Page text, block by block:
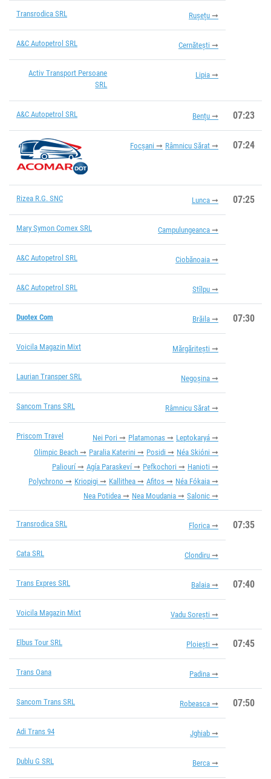
Transrodica SRL Rușețu
A&C Autopetrol SRL Cernătești
Activ Transport Persoane
SRL
Lipia
A&C Autopetrol SRL Bențu 07:23
Focșani Râmnicu Sărat 07:24
Rizea R.G. SNC Lunca 07:25
Mary Symon Comex SRL Campulungeanca
A&C Autopetrol SRL Ciobănoaia
A&C Autopetrol SRL Stîlpu
Duotex Com Brăila 07:30
Voicila Magazin Mixt Mărgăritești
Laurian Transper SRL Negoșina
Sancom Trans SRL Râmnicu Sărat
Priscom Travel Nei Pori Platamonas
Leptokaryá
Olimpic Beach
Paralia Katerini Posidi
Néa Skióni
Paliourí
Agía Paraskeví Pefkochori
Hanioti
Polychrono
Kriopigi Kallithea Afitos
Néa Fókaia
Nea Potidea
Nea Moudania Salonic
Transrodica SRL Florica 07:35
Cata SRL Clondiru
Trans Expres SRL Balaia 07:40
Voicila Magazin Mixt Vadu Sorești
Elbus Tour SRL Ploiești 07:45
Trans Oana Padina
Sancom Trans SRL Robeasca 07:50
Adi Trans 94 Jghiab
Dublu G SRL Berca